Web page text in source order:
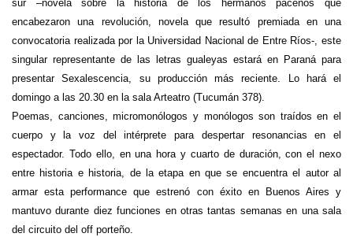
sur –novela sobre la historia de los hermanos paceños que
encabezaron una revolución, novela que resultó premiada en una
convocatoria realizada por la Universidad Nacional de Entre Ríos-, este
singular representante de las letras gualeyas estará en Paraná para
presentar Sexalescencia, su producción más reciente. Lo hará el
domingo a las 20.30 en la sala Arteatro (Tucumán 378).
Poemas, canciones, micromonólogos y monólogos son traídos en el
cuerpo y la voz del intérprete para despertar resonancias en el
espectador. Todo ello, en una hora y cuarto de duración, con el nexo
entre historia e historia, de la etapa en que se encuentra el autor al
armar esta performance que estrenó con éxito en Buenos Aires y
mantuvo durante diez funciones en otras tantas semanas en una sala
del circuito del off porteño.